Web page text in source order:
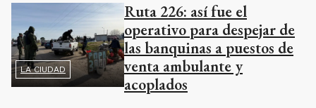
LA CIUDAD
Ruta 226: así fue el
operativo para despejar de
las banquinas a puestos de
venta ambulante y
acoplados